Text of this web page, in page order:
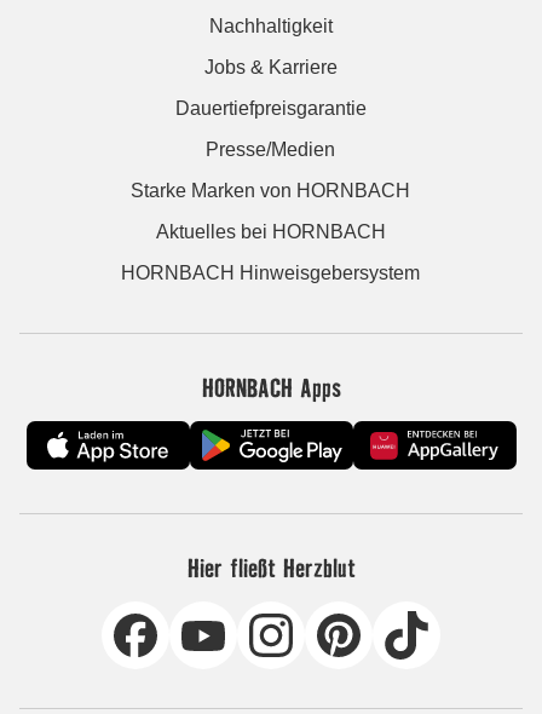
Nachhaltigkeit
Jobs & Karriere
Dauertiefpreisgarantie
Presse/Medien
Starke Marken von HORNBACH
Aktuelles bei HORNBACH
HORNBACH Hinweisgebersystem
HORNBACH Apps
Hier fließt Herzblut